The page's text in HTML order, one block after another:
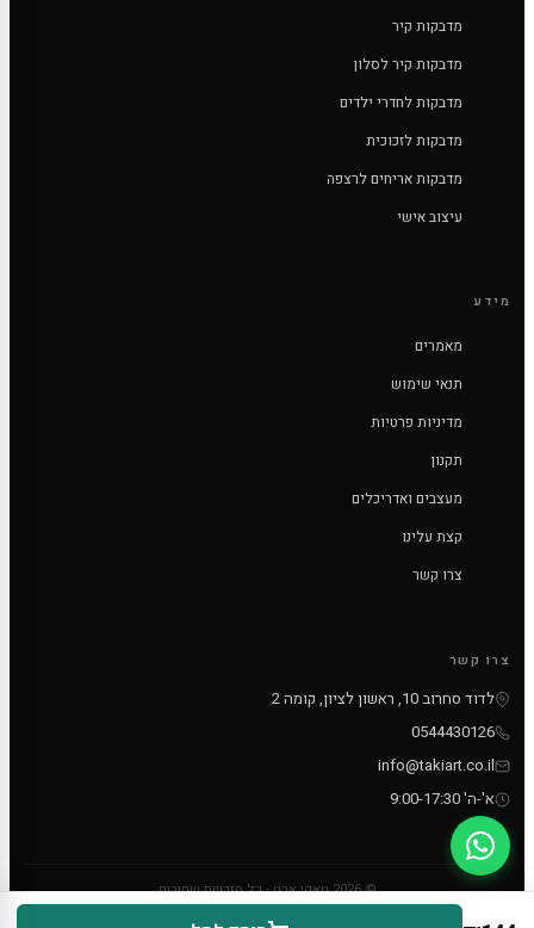
מדבקות קיר
מדבקות קיר לסלון
מדבקות לחדרי ילדים
מדבקות לזכוכית
מדבקות אריחים לרצפה
עיצוב אישי
מידע
מאמרים
תנאי שימוש
מדיניות פרטיות
תקנון
מעצבים ואדריכלים
קצת עלינו
צרו קשר
צרו קשר
לדוד סחרוב 10, ראשון לציון, קומה 2
0544430126
info@takiart.co.il
א'-ה' 9:00-17:30
© 2026 טאקי ארט - כל הזכויות שמורות